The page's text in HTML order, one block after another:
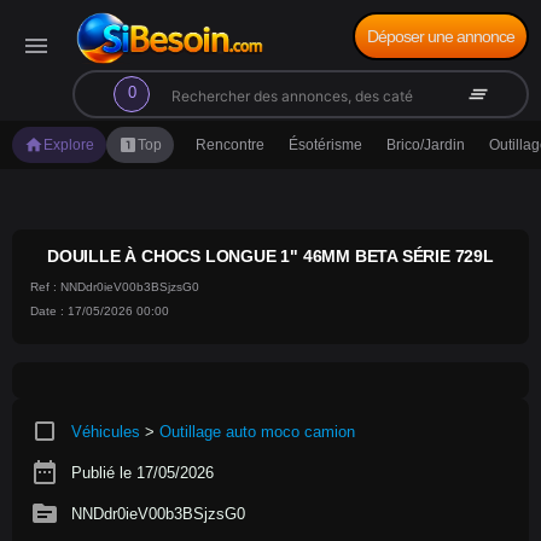
menu
0
search clear_all
Déposer une annonce
home Explore looks_oneTop Rencontre Ésotérisme Brico/Jardin
DOUILLE À CHOCS LONGUE 1" 46MM BETA SÉRIE 729L
Ref : NNDdr0ieV00b3BSjzsG0
Date : 17/05/2026 00:00
crop_square Véhicules > Outillage auto moco camion
date_range Publié le 17/05/2026
source NNDdr0ieV00b3BSjzsG0